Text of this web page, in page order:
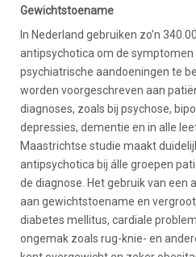
Gewichtstoename
In Nederland gebruiken zo’n
antipsychotica om de symptomen
psychiatrische aandoeningen te
worden voorgeschreven aan
diagnoses, zoals bij psychose,
depressies, dementie en in alle
Maastrichtse studie maakt
antipsychotica bij álle groepen
de diagnose. Het gebruik van een
aan gewichtstoename en
diabetes mellitus, cardiale
ongemak zoals rug-knie- en